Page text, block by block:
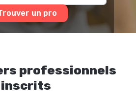
un pro
professionnels
inscrits